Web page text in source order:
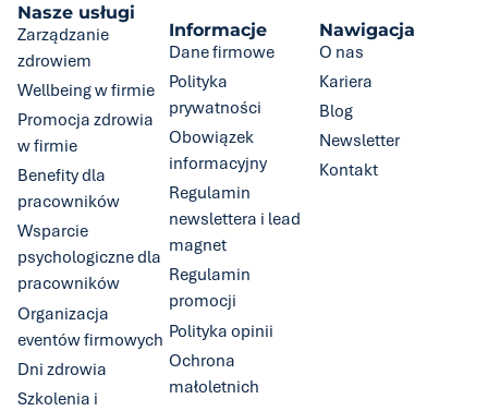
Nasze usługi
Zarządzanie
zdrowiem
Wellbeing w firmie
Promocja zdrowia
w firmie
Benefity dla
pracowników
Wsparcie
psychologiczne dla
pracowników
Organizacja
eventów firmowych
Dni zdrowia
Szkolenia i
Informacje
Dane firmowe
Polityka
prywatności
Obowiązek
informacyjny
Regulamin
newslettera i lead
magnet
Regulamin
promocji
Polityka opinii
Ochrona
małoletnich
Nawigacja
O nas
Kariera
Blog
Newsletter
Kontakt